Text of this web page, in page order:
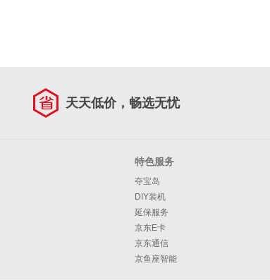
天天低价，畅选无忧
特色服务
夺宝岛
DIY装机
延保服务
京东E卡
京东通信
京鱼座智能